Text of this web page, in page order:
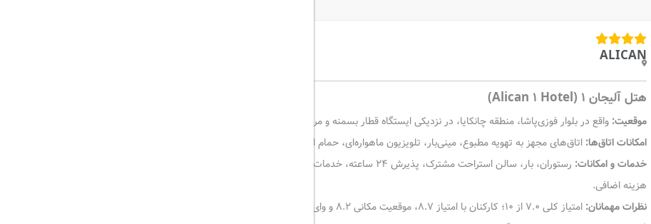
ALICAN
هتل آلیجان ۱ (Alican 1 Hotel)
موقعیت: واقع در بلوار فوزی‌پاشا، منطقه چانکایا، در نزدیکی ایستگاه قطار بسمنه و مرکز نمایشگاه بین‌المللی ازمیر.
امکانات اتاق‌ها: اتاق‌های مجهز به تهویه مطبوع، مینی‌بار، تلویزیون ماهواره‌ای، حمام اختصاصی با لوازم بهداشتی رایگان و وای‌فای رایگان.
خدمات و امکانات:
رستوران، بار، سالن استراحت مشترک، پذیرش ۲۴ ساعته، خدمات اتاق، پارکینگ خصوصی رایگان، سونا، حمام ترکی و خدمات ماساژ با
هزینه اضافی.
نظرات مهمانان: امتیاز کلی ۷.۰ از ۱۰؛ کارکنان با امتیاز ۸.۷، موقعیت مکانی ۸.۲ و وای‌فای رایگان ۹.۰.